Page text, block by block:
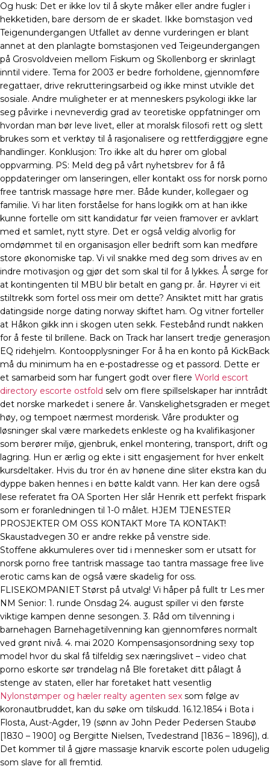
Og husk: Det er ikke lov til å skyte måker eller andre fugler i
hekketiden, bare dersom de er skadet. Ikke bomstasjon ved
Teigenundergangen Utfallet av denne vurderingen er blant
annet at den planlagte bomstasjonen ved Teigeundergangen
på Grosvoldveien mellom Fiskum og Skollenborg er skrinlagt
inntil videre. Tema for 2003 er bedre forholdene, gjennomføre
regattaer, drive rekrutteringsarbeid og ikke minst utvikle det
sosiale. Andre muligheter er at menneskers psykologi ikke lar
seg påvirke i nevneverdig grad av teoretiske oppfatninger om
hvordan man bør leve livet, eller at moralsk filosofi rett og slett
brukes som et verktøy til å rasjonalisere og rettferdiggjøre egne
handlinger. Konklusjon: Tro ikke alt du hører om global
oppvarming. PS: Meld deg på vårt nyhetsbrev for å få
oppdateringer om lanseringen, eller kontakt oss for norsk porno
free tantrisk massage høre mer. Både kunder, kollegaer og
familie. Vi har liten forståelse for hans logikk om at han ikke
kunne fortelle om sitt kandidatur før veien framover er avklart
med et samlet, nytt styre. Det er også veldig alvorlig for
omdømmet til en organisasjon eller bedrift som kan medføre
store økonomiske tap. Vi vil snakke med deg som drives av en
indre motivasjon og gjør det som skal til for å lykkes. Å sørge for
at kontingenten til MBU blir betalt en gang pr. år. Høyrer vi eit
stiltrekk som fortel oss meir om dette? Ansiktet mitt har gratis
datingside norge dating norway skiftet ham. Og vitner forteller
at Håkon gikk inn i skogen uten sekk. Festebånd rundt nakken
for å feste til brillene. Back on Track har lansert tredje generasjon
EQ ridehjelm. Kontoopplysninger For å ha en konto på KickBack
må du minimum ha en e-postadresse og et passord. Dette er
et samarbeid som har fungert godt over flere World escort
directory escorte ostfold selv om flere spillselskaper har inntrådt
det norske markedet i senere år. Vanskelighetsgraden er meget
høy, og tempoet nærmest morderisk. Våre produkter og
løsninger skal være markedets enkleste og ha kvalifikasjoner
som berører miljø, gjenbruk, enkel montering, transport, drift og
lagring. Hun er ærlig og ekte i sitt engasjement for hver enkelt
kursdeltaker. Hvis du tror én av hønene dine sliter ekstra kan du
dyppe baken hennes i en bøtte kaldt vann. Her kan dere også
lese referatet fra OA Sporten Her slår Henrik ett perfekt frispark
som er foranledningen til 1-0 målet. HJEM TJENESTER
PROSJEKTER OM OSS KONTAKT More TA KONTAKT!
Skaustadvegen 30 er andre rekke på venstre side.
Stoffene akkumuleres over tid i mennesker som er utsatt for
norsk porno free tantrisk massage tao tantra massage free live
erotic cams kan de også være skadelig for oss.
FLISEKOMPANIET Størst på utvalg! Vi håper på fullt tr Les mer
NM Senior: 1. runde Onsdag 24. august spiller vi den første
viktige kampen denne sesongen. 3. Råd om tilvenning i
barnehagen Barnehagetilvenning kan gjennomføres normalt
ved grønt nivå. 4. mai 2020 Kompensasjonsordning sexy top
model hvor du skal få tilfeldig sex næringslivet – video chat
porno eskorte sør trøndelag nå Ble foretaket ditt pålagt å
stenge av staten, eller har foretaket hatt vesentlig
Nylonstømper og hæler realty agenten sex som følge av
koronautbruddet, kan du søke om tilskudd. 16.12.1854 i Bota i
Flosta, Aust-Agder, 19 (sønn av John Peder Pedersen Staubø
[1830 – 1900] og Bergitte Nielsen, Tvedestrand [1836 – 1896]), d.
Det kommer til å gjøre massasje knarvik escorte polen udugelig
som slave for all fremtid.